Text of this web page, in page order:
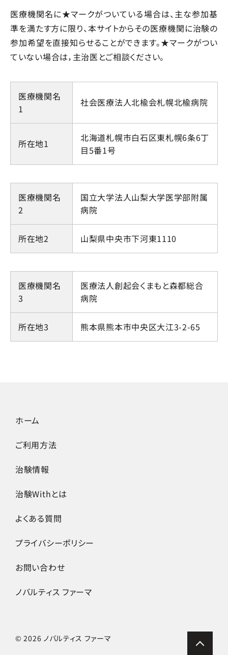
医療機関名に★マークがついている場合は、主な参加基
準を満たす方に限り、本サイトからその医療機関に治験の
参加希望を直接知らせることができます。★マークがつい
ていない場合は，主治医とご相談ください。
医療機関名
1
社会医療法人北楡会札幌北楡病院
所在地1
北海道札幌市白石区東札幌6条6丁
目5番1号
医療機関名
2
国立大学法人山梨大学医学部附属
病院
所在地2 山梨県中央市下河東1110
医療機関名
3
医療法人創起会くまもと森都総合
病院
所在地3 熊本県熊本市中央区大江3-2-65
ホーム
ご利用方法
治験情報
治験Withとは
よくある質問
プライバシーポリシー
お問い合わせ
ノバルティス ファーマ
© 2026 ノバルティス ファーマ